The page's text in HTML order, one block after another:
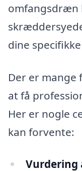
omfangsdræn
dine
Der er mange
at få
Her er nogle
kan forvente:
Vurdering